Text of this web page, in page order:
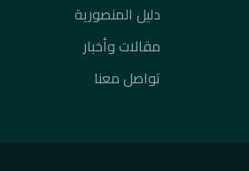
دليل المنصورية
مقالات وأخبار
تواصل معنا